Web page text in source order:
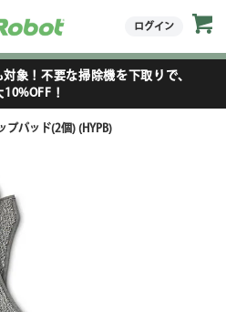
ログイン
象！不要な掃除機を下取りで、
10%OFF！
パッド(2個) (HYPB)